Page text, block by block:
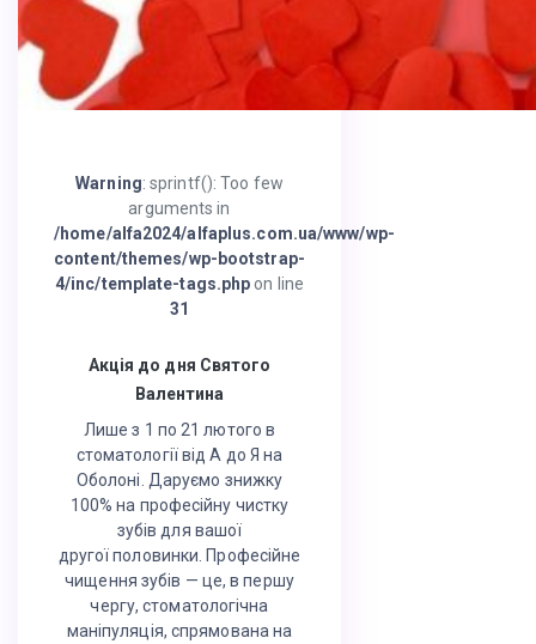
Warning: sprintf(): Too few
arguments in
/home/alfa2024/alfaplus.com.ua/www/wp-
content/themes/wp-bootstrap-
4/inc/template-tags.php on line
31
Акція до дня Святого
Валентина
Лише з 1 по 21 лютого в
стоматології від А до Я на
Оболоні. Даруємо знижку
100% на професійну чистку
зубів для вашої
другої половинки. Професійне
чищення зубів — це, в першу
чергу, стоматологічна
маніпуляція, спрямована на